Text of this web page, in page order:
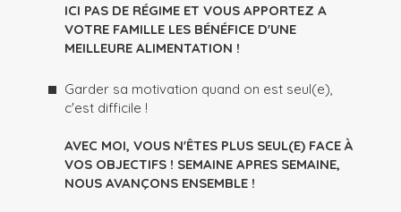
ICI PAS DE RÉGIME ET VOUS APPORTEZ A
VOTRE FAMILLE LES BÉNÉFICE D'UNE
MEILLEURE ALIMENTATION !
Garder sa motivation quand on est seul(e),
c'est difficile !
AVEC MOI, VOUS N'ÊTES PLUS SEUL(E) FACE À
VOS OBJECTIFS ! SEMAINE APRES SEMAINE,
NOUS AVANÇONS ENSEMBLE !